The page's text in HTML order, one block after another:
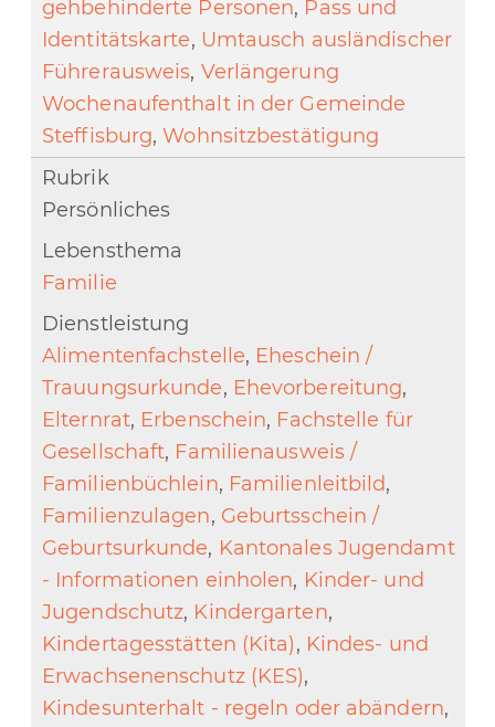
gehbehinderte Personen, Pass und
Identitätskarte, Umtausch ausländischer
Führerausweis, Verlängerung
Wochenaufenthalt in der Gemeinde
Steffisburg,Wohnsitzbestätigung
Persönliches
Familie
Alimentenfachstelle, Eheschein /
Trauungsurkunde, Ehevorbereitung,
Elternrat, Erbenschein, Fachstelle für
Gesellschaft, Familienausweis /
Familienbüchlein, Familienleitbild,
Familienzulagen, Geburtsschein /
Geburtsurkunde, Kantonales Jugendamt
- Informationen einholen, Kinder- und
Jugendschutz, Kindergarten,
Kindertagesstätten (Kita), Kindes- und
Erwachsenenschutz (KES),
Kindesunterhalt - regeln oder abändern,